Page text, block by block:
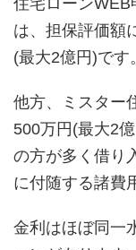
住宅ローン
は、担保評価額
(最大2億円)です。
他方、ミスター
500万円(最大2
の方が多く借り
に付随する諸費
金利はほぼ同一